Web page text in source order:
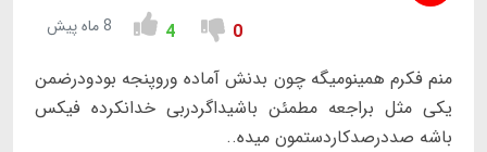
0
4 8 ماه پیش
منم فکرم همینومیگه چون بدنش آماده وروپنجه بودودرضمن
یکی مثل براجعه مطمئن باشیداگردربی خدانکرده فیکس
باشه صددرصدکاردستمون میده..